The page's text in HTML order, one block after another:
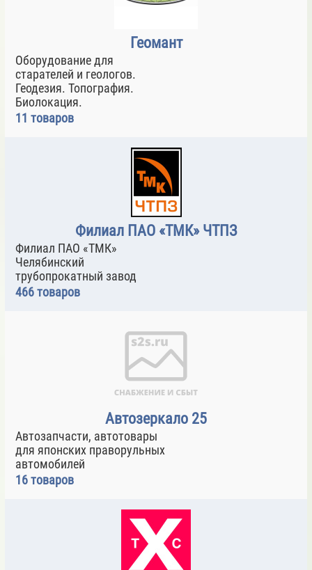
Геомант
Оборудование для
старателей и геологов.
Геодезия. Топография.
Биолокация.
11 товаров
Филиал ПАО «ТМК» ЧТПЗ
Филиал ПАО «ТМК»
Челябинский
трубопрокатный завод
466 товаров
Автозеркало 25
Автозапчасти, автотовары
для японских праворульных
автомобилей
16 товаров